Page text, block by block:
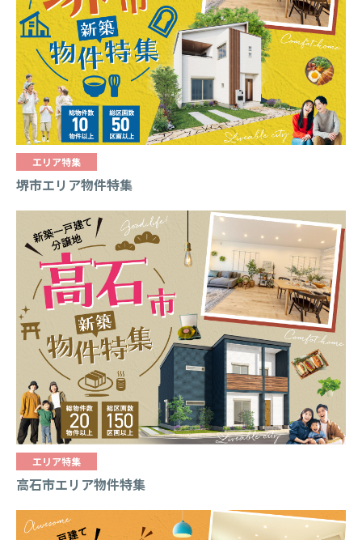
NEWS/EVENT ニュース・イベント
FAQ よくあるご質問
0120-43-5551 CONTACT
Instagram
エリア特集
堺市エリア物件特集
エリア特集
高石市エリア物件特集